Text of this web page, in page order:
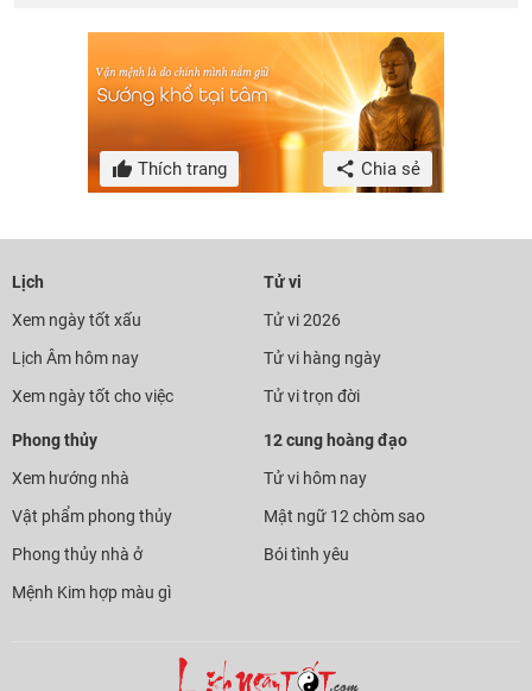
Thích trang Chia sẻ
Lịch
Xem ngày tốt xấu
Lịch Âm hôm nay
Xem ngày tốt cho việc
Tử vi
Tử vi 2026
Tử vi hàng ngày
Tử vi trọn đời
Phong thủy
Xem hướng nhà
Vật phẩm phong thủy
Phong thủy nhà ở
Mệnh Kim hợp màu gì
12 cung hoàng đạo
Tử vi hôm nay
Mật ngữ 12 chòm sao
Bói tình yêu